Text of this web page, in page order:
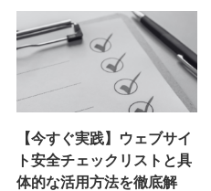
【今すぐ実践】ウェブサイ
ト安全チェックリストと具
体的な活用方法を徹底解